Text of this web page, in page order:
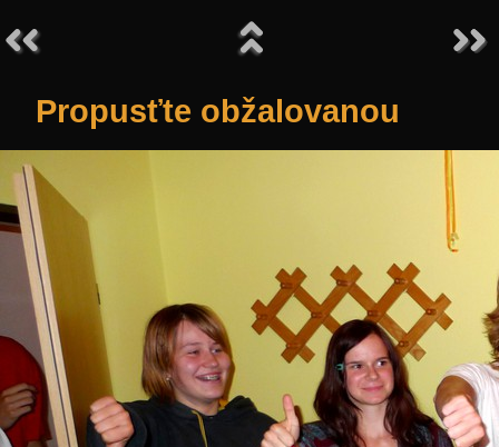
Propusťte obžalovanou